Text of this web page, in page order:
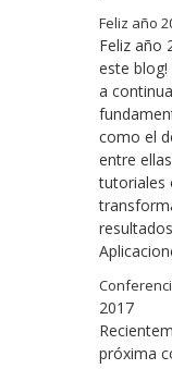
Feliz año
Feliz año
este
a
como el
entre
tutoriales
2017
próxima